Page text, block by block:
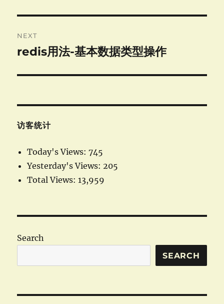
NEXT
Next
redis用法-基本数据类型操作
访客统计
Today's Views:745
Yesterday's Views:205
Total Views:13,959
Search
SEARCH